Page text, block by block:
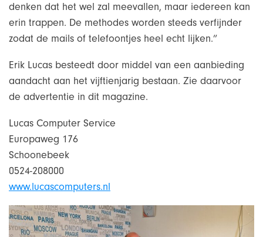
denken dat het wel zal meevallen, maar iedereen kan
erin trappen. De methodes worden steeds verfijnder
zodat de mails of telefoontjes heel echt lijken.”
Erik Lucas besteedt door middel van een aanbieding
aandacht aan het vijftienjarig bestaan. Zie daarvoor
de advertentie in dit magazine.
Lucas Computer Service
Europaweg 176
Schoonebeek
0524-208000
www.lucascomputers.nl